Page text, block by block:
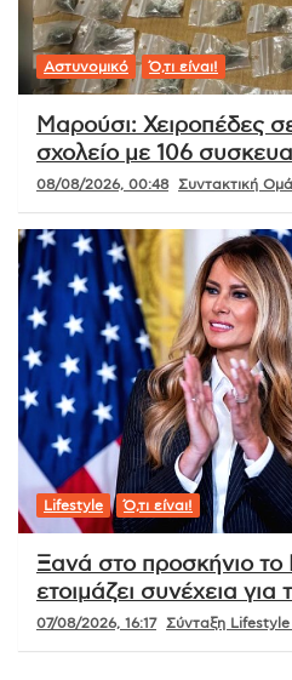
Αστυνομικό Ό,τι είναι!
Μαρούσι: Χειροπέδες
σχολείο με 106
08/08/2026, 00:48 Συντακτική
Lifestyle Ό,τι είναι!
Ξανά στο προσκήνιο
ετοιμάζει συνέχεια
07/08/2026, 16:17 Σύνταξη